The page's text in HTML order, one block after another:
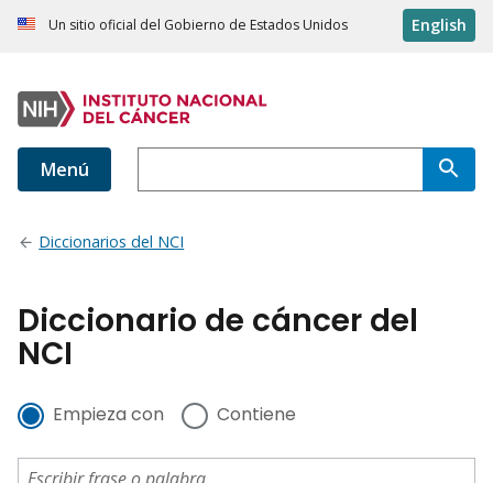
Un sitio oficial del Gobierno de Estados Unidos English
Menú
Diccionarios del NCI
Diccionario de cáncer del
NCI
Empieza con Contiene